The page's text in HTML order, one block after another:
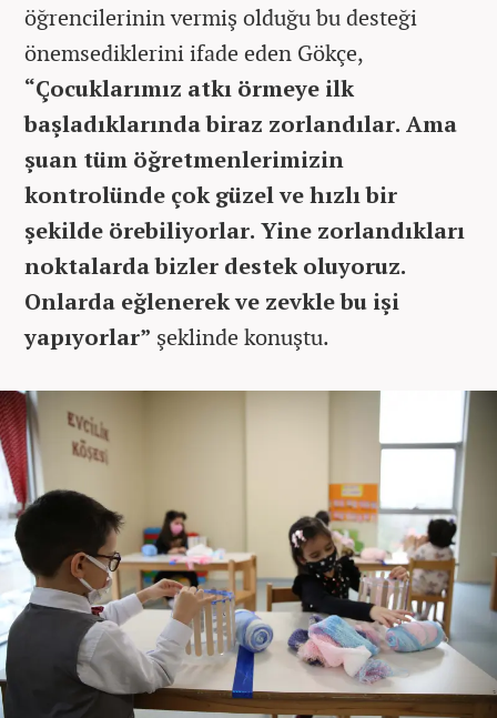
öğrencilerinin vermiş olduğu bu desteği
önemsediklerini ifade eden Gökçe,
“Çocuklarımız atkı örmeye ilk
başladıklarında biraz zorlandılar. Ama
şuan tüm öğretmenlerimizin
kontrolünde çok güzel ve hızlı bir
şekilde örebiliyorlar. Yine zorlandıkları
noktalarda bizler destek oluyoruz.
Onlarda eğlenerek ve zevkle bu işi
yapıyorlar” şeklinde konuştu.